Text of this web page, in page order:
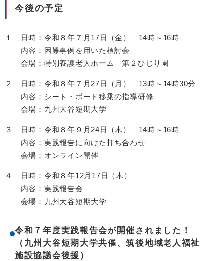
今後の予定
１ 日時：令和８年７月17日（金） 14時～16時
内容：困難事例を用いた検討会
会場：特別養護老人ホーム 第２ひじり園
２ 日時：令和８年７月27日（月） 13時～14時30分
内容：シート・ボード移乗の指導研修
会場：九州大谷短期大学
３ 日時：令和８年９月24日（木） 14時～16時
内容：実践報告に向けた打ち合わせ
会場：オンライン開催
４ 日時：令和８年12月17日（木）
内容：実践報告会
会場：九州大谷短期大学
令和７年度実践報告会が開催されました！
（九州大谷短期大学共催、筑後地域老人福祉
施設協議会後援）